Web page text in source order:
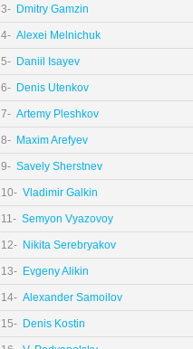
3- Dmitry Gamzin
4- Alexei Melnichuk
5- Daniil Isayev
6- Denis Utenkov
7- Artemy Pleshkov
8- Maxim Arefyev
9- Savely Sherstnev
10- Vladimir Galkin
11- Semyon Vyazovoy
12- Nikita Serebryakov
13- Evgeny Alikin
14- Alexander Samoilov
15- Denis Kostin